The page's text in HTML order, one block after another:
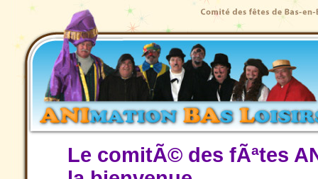
Le comitÃ© des fÃªtes